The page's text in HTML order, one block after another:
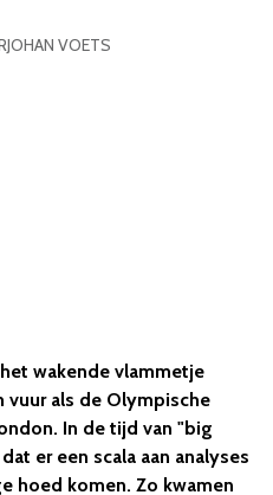
JOHAN VOETS
wakende vlammetje
als de Olympische
In de tijd van "big
er een scala aan analyses
hoed komen. Zo kwamen